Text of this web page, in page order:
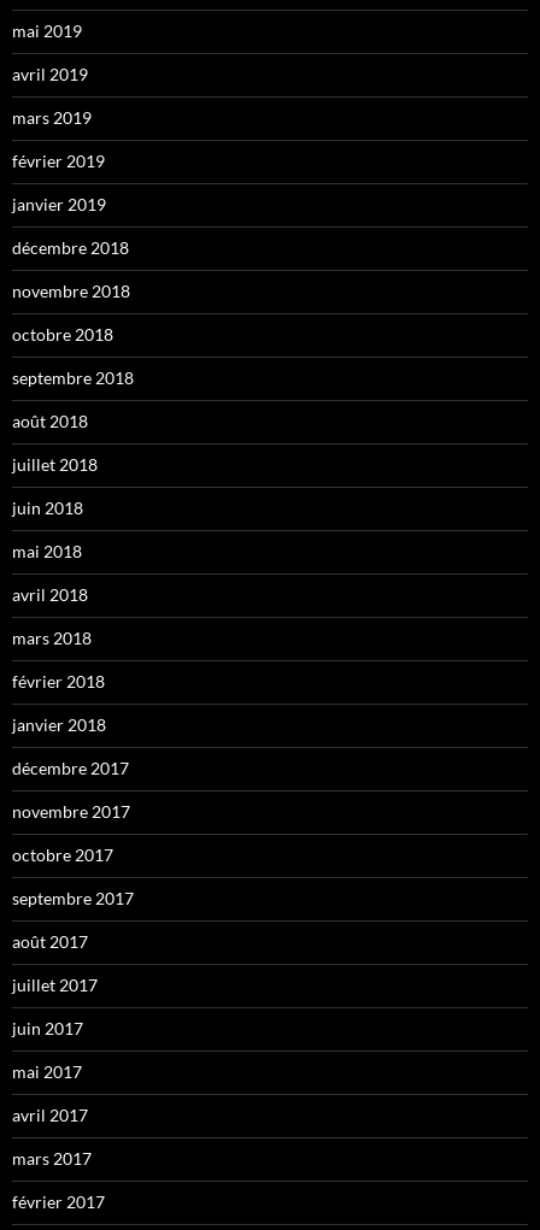
mai 2019
avril 2019
mars 2019
février 2019
janvier 2019
décembre 2018
novembre 2018
octobre 2018
septembre 2018
août 2018
juillet 2018
juin 2018
mai 2018
avril 2018
mars 2018
février 2018
janvier 2018
décembre 2017
novembre 2017
octobre 2017
septembre 2017
août 2017
juillet 2017
juin 2017
mai 2017
avril 2017
mars 2017
février 2017